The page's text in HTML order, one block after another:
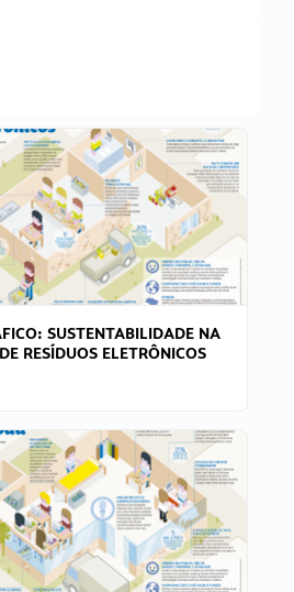
SUSTENTABILIDADE NA
RESÍDUOS ELETRÔNICOS